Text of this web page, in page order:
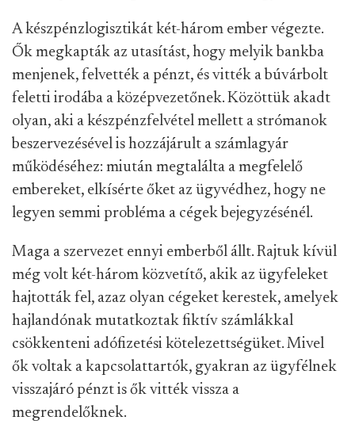
A készpénzlogisztikát két-három ember végezte.
Ők megkapták az utasítást, hogy melyik bankba
menjenek, felvették a pénzt, és vitték a búvárbolt
feletti irodába a középvezetőnek. Közöttük akadt
olyan, aki a készpénzfelvétel mellett a strómanok
beszervezésével is hozzájárult a számlagyár
működéséhez: miután megtalálta a megfelelő
embereket, elkísérte őket az ügyvédhez, hogy ne
legyen semmi probléma a cégek bejegyzésénél.
Maga a szervezet ennyi emberből állt. Rajtuk kívül
még volt két-három közvetítő, akik az ügyfeleket
hajtották fel, azaz olyan cégeket kerestek, amelyek
hajlandónak mutatkoztak fiktív számlákkal
csökkenteni adófizetési kötelezettségüket. Mivel
ők voltak a kapcsolattartók, gyakran az ügyfélnek
visszajáró pénzt is ők vitték vissza a
megrendelőknek.